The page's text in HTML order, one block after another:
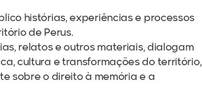
histórias, experiências e processos
de Perus.
relatos e outros materiais, dialogam
cultura e transformações do território,
sobre o direito à memória e a